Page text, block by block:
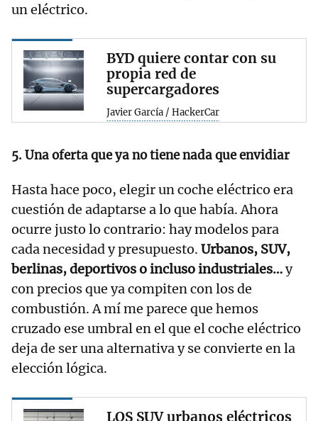
un eléctrico.
BYD quiere contar con su
propia red de
supercargadores
Javier García / HackerCar
5. Una oferta que ya no tiene nada que envidiar
Hasta hace poco, elegir un coche eléctrico era
cuestión de adaptarse a lo que había. Ahora
ocurre justo lo contrario: hay modelos para
cada necesidad y presupuesto. Urbanos, SUV,
berlinas, deportivos o incluso industriales…y
con precios que ya compiten con los de
combustión. A mí me parece que hemos
cruzado ese umbral en el que el coche eléctrico
deja de ser una alternativa y se convierte en la
elección lógica.
LOS SUV urbanos eléctricos